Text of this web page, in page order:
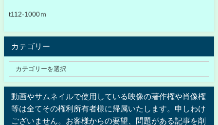
t112-1000ｍ
カテゴリー
動画やサムネイルで使用している映像の著作権や肖像権
等は全てその権利所有者様に帰属いたします。申しわけ
ございません。お客様からの要望、問題がある記事を削